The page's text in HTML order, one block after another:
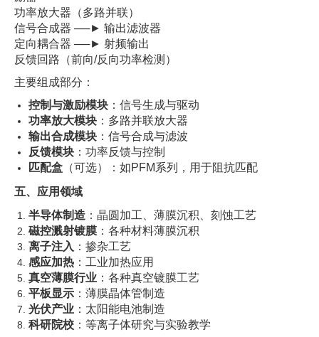
功率放大器（多路并联）
信号合成器 ──► 输出滤波器
定向耦合器 ──► 射频输出
反馈回路（前向/反向功率检测）
主要组成部分：
控制与激励模块 ：信号生成与驱动
功率放大模块 ：多路并联放大器
输出合成模块 ：信号合成与滤波
反馈模块 ：功率反馈与控制
匹配盒 （可选）：如PFM系列，用于阻抗匹配
五、应用领域
半导体制造 ：晶圆加工、薄膜沉积、刻蚀工艺
磁控溅射镀膜 ：各种材料薄膜沉积
离子注入 ：掺杂工艺
感应加热 ：工业加热应用
真空薄膜行业 ：各种真空镀膜工艺
平板显示 ：薄膜晶体管制造
光伏产业 ：太阳能电池制造
科研院校 ：等离子体研究与实验教学